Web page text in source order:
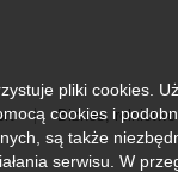
Biznes, rolnictwo
pliki cookies.
cookies i
są także
serwisu. W